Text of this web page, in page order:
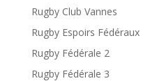
Rugby Club Vannes
Rugby Espoirs Fédéraux
Rugby Fédérale 2
Rugby Fédérale 3